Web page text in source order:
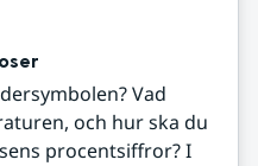
Vad
och hur ska du
procentsiffror? I